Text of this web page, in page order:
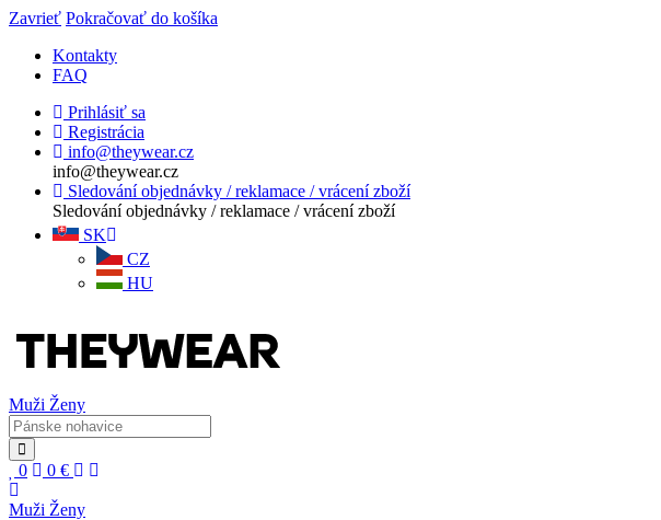
Zavrieť Pokračovať do košíka
Kontakty
FAQ
Prihlásiť sa
Registrácia
info@theywear.cz
info@theywear.cz
Sledování objednávky / reklamace / vrácení zboží
Sledování objednávky / reklamace / vrácení zboží
SK
CZ
HU
Muži Ženy
0 0 €
Muži Ženy